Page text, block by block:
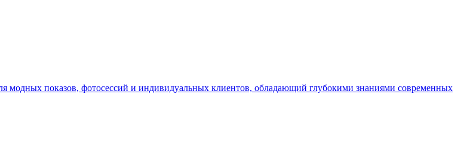
модных показов, фотосессий и индивидуальных клиентов, обладающий глубокими знаниями современных